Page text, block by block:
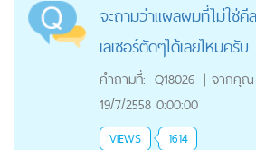
จะถามว่าแผลผมที่ไม่ใช่
เลเซอร์ตัดๆได้เลยไหมครับ
คำถามที่: Q18026 | จากคุณ
19/7/2558 0:00:00
VIEWS 1614